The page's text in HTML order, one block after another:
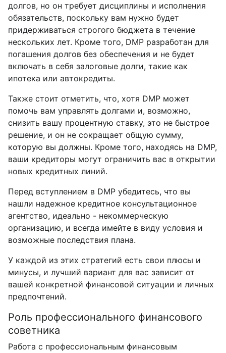
долгов, но он требует дисциплины и исполнения
обязательств, поскольку вам нужно будет
придерживаться строгого бюджета в течение
нескольких лет. Кроме того, DMP разработан для
погашения долгов без обеспечения и не будет
включать в себя залоговые долги, такие как
ипотека или автокредиты.
Также стоит отметить, что, хотя DMP может
помочь вам управлять долгами и, возможно,
снизить вашу процентную ставку, это не быстрое
решение, и он не сокращает общую сумму,
которую вы должны. Кроме того, находясь на DMP,
ваши кредиторы могут ограничить вас в открытии
новых кредитных линий.
Перед вступлением в DMP убедитесь, что вы
нашли надежное кредитное консультационное
агентство, идеально - некоммерческую
организацию, и всегда имейте в виду условия и
возможные последствия плана.
У каждой из этих стратегий есть свои плюсы и
минусы, и лучший вариант для вас зависит от
вашей конкретной финансовой ситуации и личных
предпочтений.
Роль профессионального финансового
советника
Работа с профессиональным финансовым